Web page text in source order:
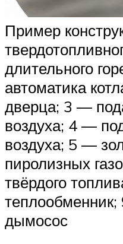
Пример
длительного
автоматика
дверца; 3 —
воздуха; 4 —
воздуха; 5 —
пиролизных
твёрдого
дымосос